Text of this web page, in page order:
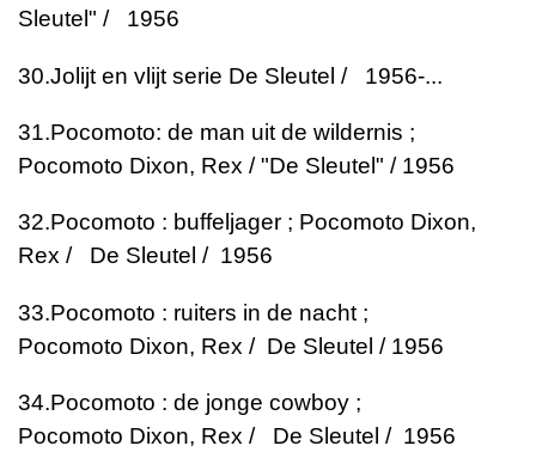
Sleutel" / 1956
30.Jolijt en vlijt serie De Sleutel / 1956-...
31.Pocomoto: de man uit de wildernis ;
Pocomoto Dixon, Rex / "De Sleutel" / 1956
32.Pocomoto : buffeljager ; Pocomoto Dixon,
Rex / De Sleutel / 1956
33.Pocomoto : ruiters in de nacht ;
Pocomoto Dixon, Rex / De Sleutel / 1956
34.Pocomoto : de jonge cowboy ;
Pocomoto Dixon, Rex / De Sleutel / 1956